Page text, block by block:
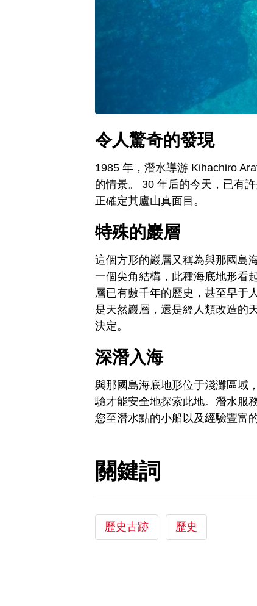
令人驚奇的發現
1985 年，潛水導游 Kihachiro
的情景。 30 年后的今天，已有
正確定其廬山真面目。
特殊的巖層
這個方形的巖層又稱為與那國島
一個尖角結構，此種海底地形看
層已有數千年的歷史，甚至早于
是天然巖層，還是經人類改造的
決定。
深潛入海
與那國島海底地形位于淺灘區域
驗才能安全地探索此地。潛水服
您至潛水點的小船以及經驗豐富的
關鍵詞
歷史古跡 歷史